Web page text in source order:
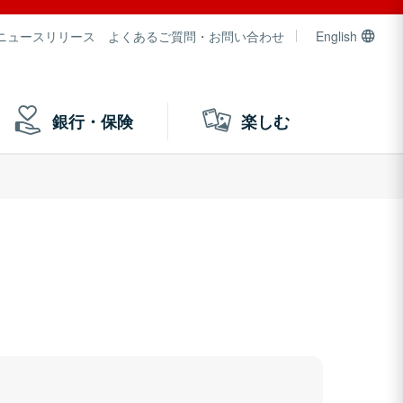
ュースリリース よくあるご質問・お問い合わせ English
銀行・保険 楽しむ